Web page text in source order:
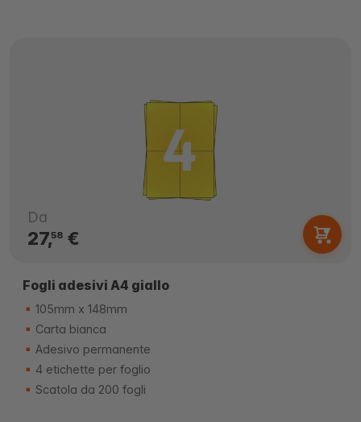
Da
27,58€
Fogli adesivi A4 giallo
105mm x 148mm
Carta bianca
Adesivo permanente
4 etichette per foglio
Scatola da 200 fogli